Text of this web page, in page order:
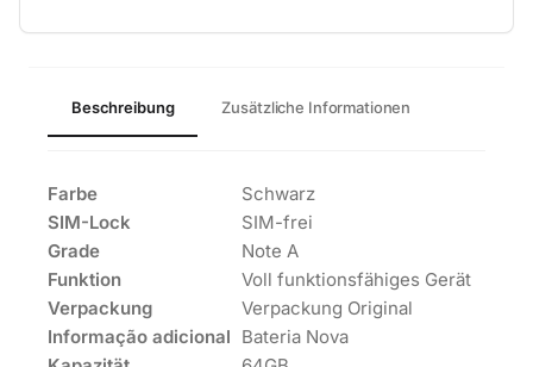
Beschreibung Zusätzliche Informationen
Farbe
Schwarz
SIM-Lock
SIM-frei
Grade
Note A
Funktion
Voll funktionsfähiges Gerät
Verpackung
Verpackung Original
Informação adicional Bateria Nova